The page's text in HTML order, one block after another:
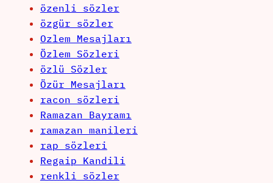
özenli sözler
özgür sözler
Ozlem Mesajları
Özlem Sözleri
özlü Sözler
Özür Mesajları
racon sözleri
Ramazan Bayramı
ramazan manileri
rap sözleri
Regaip Kandili
renkli sözler